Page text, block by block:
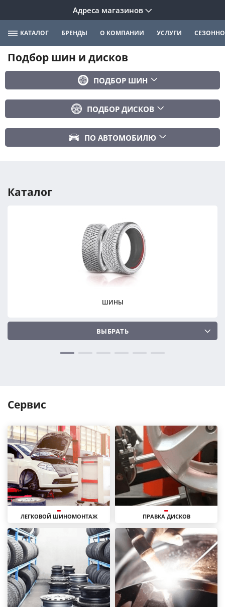
Адреса магазинов
КАТАЛОГ БРЕНДЫ О КОМПАНИИ УСЛУГИ
Подбор шин и дисков
ПОДБОР ШИН
Сбросить
ПОДБОР ДИСКОВ
ПОДОБРАТЬ
Сбросить
ПО АВТОМОБИЛЮ
Год авто
ПОДОБРАТЬ
Сбросить
Каталог
ШИНЫ
ВЫБРАТЬ
Сервис
ЛЕГКОВОЙ ШИНОМОНТАЖ ПРАВКА ДИСКОВ